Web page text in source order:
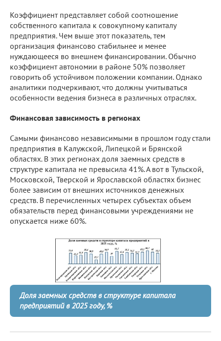
Коэффициент представляет собой соотношение
собственного капитала к совокупному капиталу
предприятия. Чем выше этот показатель, тем
организация финансово стабильнее и менее
нуждающееся во внешнем финансировании. Обычно
коэффициент автономии в районе 50% позволяет
говорить об устойчивом положении компании. Однако
аналитики подчеркивают, что должны учитываться
особенности ведения бизнеса в различных отраслях.
Финансовая зависимость в регионах
Самыми финансово независимыми в прошлом году стали
предприятия в Калужской, Липецкой и Брянской
областях. В этих регионах доля заемных средств в
структуре капитала не превысила 41%. А вот в Тульской,
Московской, Тверской и Ярославской областях бизнес
более зависим от внешних источников денежных
средств. В перечисленных четырех субъектах объем
обязательств перед финансовыми учреждениями не
опускается ниже 60%.
Доля заемных средств в структуре капитала
предприятий в 2025 году, %